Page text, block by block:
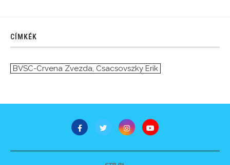
CÍMKÉK
BVSC-Crvena Zvezda, Csacsovszky Erik